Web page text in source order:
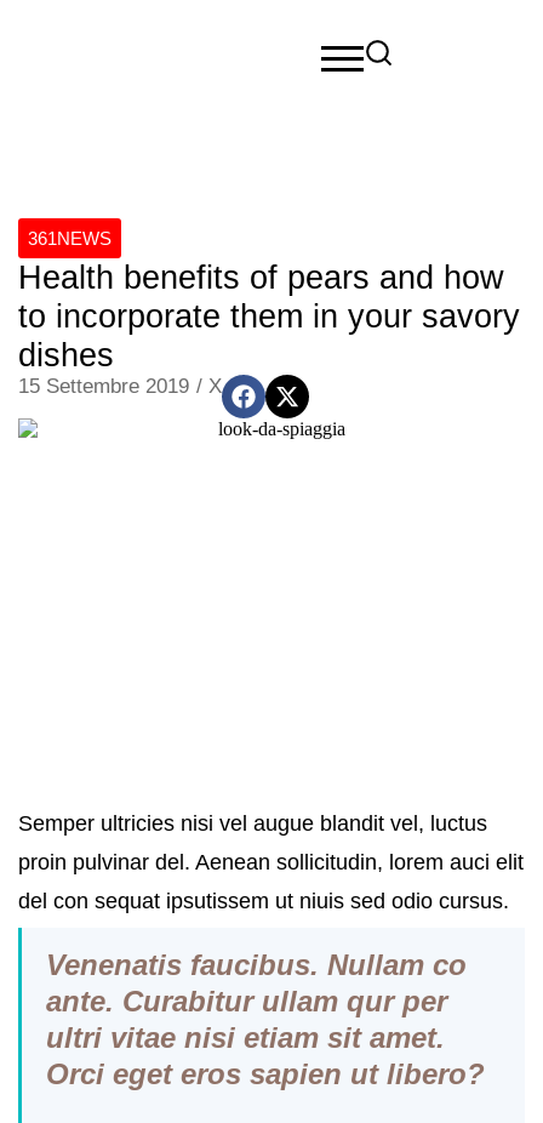
361NEWS
Health benefits of pears and how
to incorporate them in your savory
dishes
15 Settembre 2019 / X
Semper ultricies nisi vel augue blandit vel, luctus
proin pulvinar del. Aenean sollicitudin, lorem auci elit
del con sequat ipsutissem ut niuis sed odio cursus.
Venenatis faucibus. Nullam co
ante. Curabiturullam qur per
ultri vitae nisi etiam sit amet.
Orci eget eros sapien ut libero?